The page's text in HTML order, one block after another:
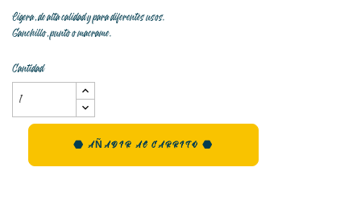
Ligera, de alta calidad y para diferentes usos.
Ganchillo, punto o macrame.
Cantidad
AÑADIR AL CARRITO